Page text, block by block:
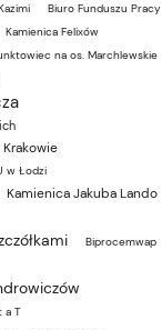
Biuro Funduszu Pracy
Kamienica Felixów
na os. Marchlewskie
w Łodzi
Kamienica Jakuba Lando
Biprocemwap
a T